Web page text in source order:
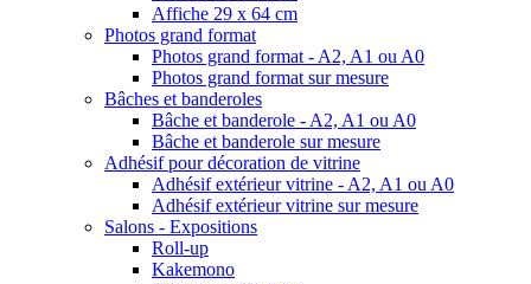
Affiche 29 x 64 cm
Photos grand format
Photos grand format - A2, A1 ou A0
Photos grand format sur mesure
Bâches et banderoles
Bâche et banderole - A2, A1 ou A0
Bâche et banderole sur mesure
Adhésif pour décoration de vitrine
Adhésif extérieur vitrine - A2, A1 ou A0
Adhésif extérieur vitrine sur mesure
Salons - Expositions
Roll-up
Kakemono